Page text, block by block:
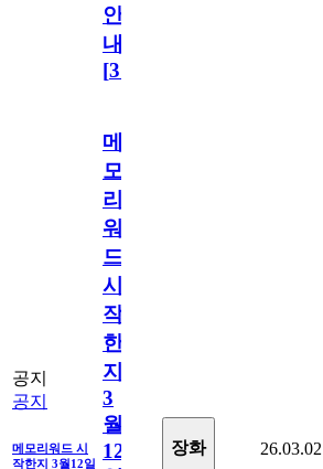
안
내
[31
공지
공지
메모리워드 시
작한지 3월12일
메
모
리
워
드
시
작
한
지
3
월
12
장화 26.03.02